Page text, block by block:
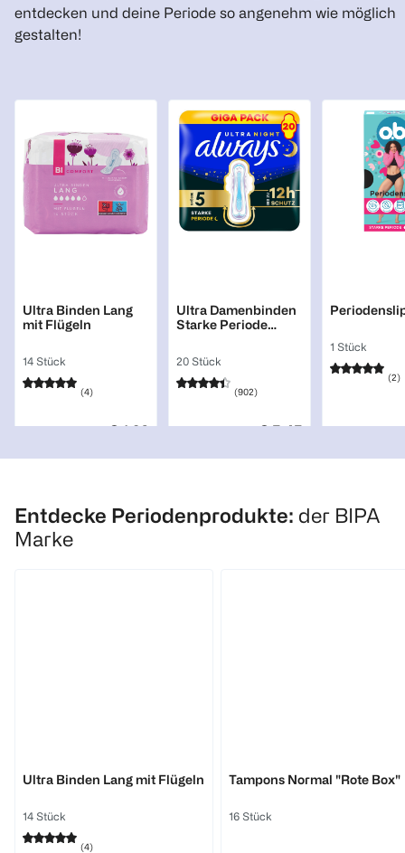
entdecken und deine Periode so angenehm wie möglich
gestalten!
Ultra Binden Lang
mit Flügeln
14 Stück
(4)
€ 1,26
1 Stk 0,09
Quantity: 1
Ultra Damenbinden
Starke Periode
20 Stück
(902)
€ 5,45
1 Stk 0,27
Quantity: 1
1 Stück
(2)
€ 5,45
Entdecke Periodenprodukte: der BIPA
Marke
Ultra Binden Lang mit Flügeln
14 Stück
(4)
Tampons Normal "Rote Box"
16 Stück